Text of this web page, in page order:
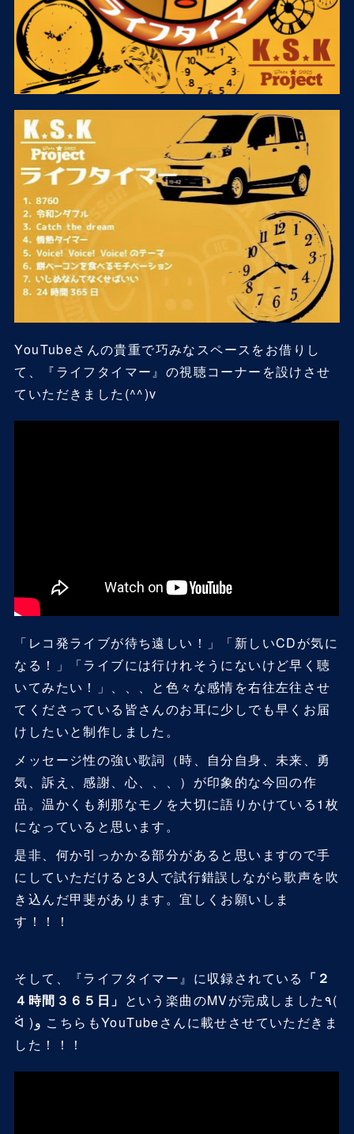
YouTubeさんの貴重で巧みなスペースをお借りし
て、『ライフタイマー』の視聴コーナーを設けさせ
ていただきました(^^)v
「レコ発ライブが待ち遠しい！」「新しいCDが気に
なる！」「ライブには行けれそうにないけど早く聴
いてみたい！」、、、と色々な感情を右往左往させ
てくださっている皆さんのお耳に少しでも早くお届
けしたいと制作しました。
メッセージ性の強い歌詞（時、自分自身、未来、勇
気、訴え、感謝、心、、、）が印象的な今回の作
品。温かくも刹那なモノを大切に語りかけている1枚
になっていると思います。
是非、何か引っかかる部分があると思いますので手
にしていただけると3人で試行錯誤しながら歌声を吹
き込んだ甲斐があります。宜しくお願いしま
す！！！
そして、『ライフタイマー』に収録されている 「２
４時間３６５日」 という楽曲のMVが完成しました٩(
ᐛ )و こちらもYouTubeさんに載せさせていただきま
した！！！